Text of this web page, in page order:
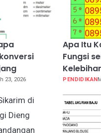
23, 2026
Apa Itu
Fungsi
PENDIDIKAN